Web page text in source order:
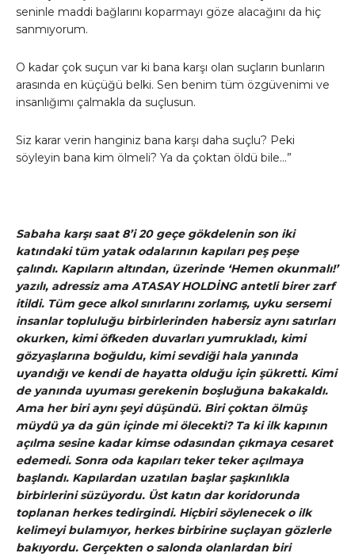
seninle maddi bağlarını koparmayı göze alacağını da hiç
sanmıyorum.
O kadar çok suçun var ki bana karşı olan suçların bunların
arasında en küçüğü belki. Sen benim tüm özgüvenimi ve
insanlığımı çalmakla da suçlusun.
Siz karar verin hanginiz bana karşı daha suçlu? Peki
söyleyin bana kim ölmeli? Ya da çoktan öldü bile…”
Sabaha karşı saat 8’i 20 geçe gökdelenin son iki
katındaki tüm yatak odalarının kapıları peş peşe
çalındı. Kapıların altından, üzerinde ‘Hemen okunmalı!’
yazılı, adressiz ama ATASAY HOLDİNG antetli birer zarf
itildi. Tüm gece alkol sınırlarını zorlamış, uyku sersemi
insanlar topluluğu birbirlerinden habersiz aynı satırları
okurken, kimi öfkeden duvarları yumrukladı, kimi
gözyaşlarına boğuldu, kimi sevdiği hala yanında
uyandığı ve kendi de hayatta olduğu için şükretti. Kimi
de yanında uyuması gerekenin boşluğuna bakakaldı.
Ama her biri aynı şeyi düşündü. Biri çoktan ölmüş
müydü ya da gün içinde mi ölecekti? Ta ki ilk kapının
açılma sesine kadar kimse odasından çıkmaya cesaret
edemedi. Sonra oda kapıları teker teker açılmaya
başlandı. Kapılardan uzatılan başlar şaşkınlıkla
birbirlerini süzüyordu. Üst katın dar koridorunda
toplanan herkes tedirgindi. Hiçbiri söylenecek o ilk
kelimeyi bulamıyor, herkes birbirine suçlayan gözlerle
bakıyordu. Gerçekten o salonda olanlardan biri